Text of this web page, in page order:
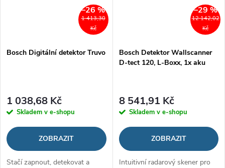
1 413,30
Kč
–26 %
Bosch Digitální detektor Truvo
1 038,68 Kč
Skladem v e-shopu
ZOBRAZIT
Stačí zapnout, detekovat a
12 142,02
Kč
–29 %
Bosch Detektor Wallscanner
D-tect 120, L-Boxx, 1x aku
8 541,91 Kč
Skladem v e-shopu
ZOBRAZIT
Intuitivní radarový skener pro